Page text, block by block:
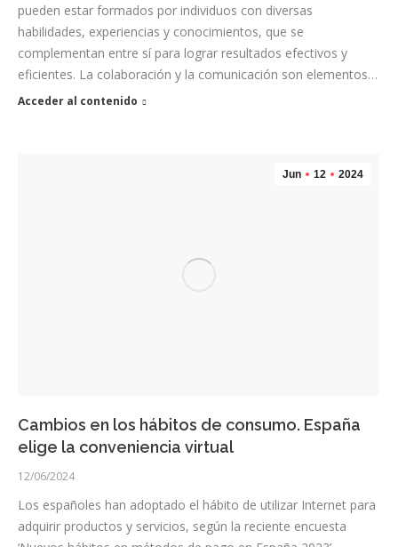
pueden estar formados por individuos con diversas
habilidades, experiencias y conocimientos, que se
complementan entre sí para lograr resultados efectivos y
eficientes. La colaboración y la comunicación son elementos…
Acceder al contenido
Jun 12 2024
Cambios en los hábitos de consumo. España
elige la conveniencia virtual
12/06/2024
Los españoles han adoptado el hábito de utilizar Internet para
adquirir productos y servicios, según la reciente encuesta